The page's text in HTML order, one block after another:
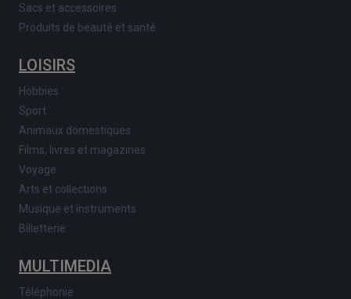
Sacs et accessoires
Produits de beauté et santé
LOISIRS
Hobbies
Sport
Animaux domestiques
Films, livres et magazines
Voyage
Arts et collections
Musique et instruments
Billetterie
MULTIMEDIA
Téléphonie